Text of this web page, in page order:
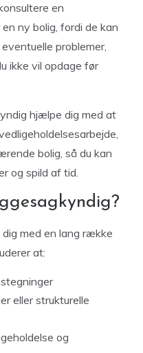
en
ny bolig, fordi de kan
problemer,
ikke vil opdage før
hjælpe dig med at
bolig, så du kan
og spild af tid.
med en lang række
at:
eller strukturelle
og